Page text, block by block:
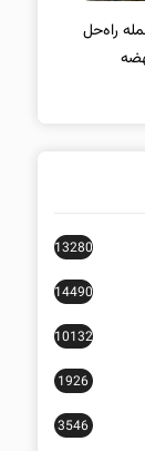
راه‌حل
13280
14490
10132
1926
3546